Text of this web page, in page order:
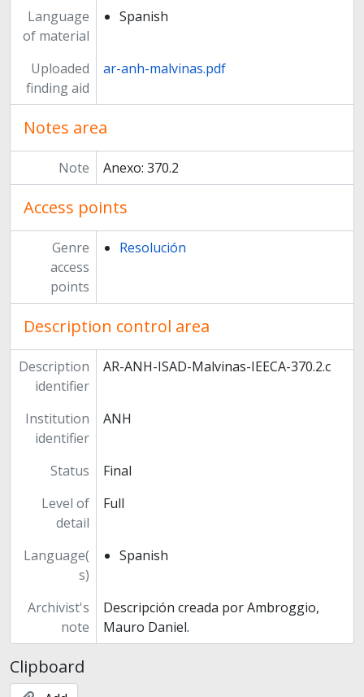
Language
of material
Spanish
Uploaded
finding aid
ar-anh-malvinas.pdf
Notes area
Note Anexo: 370.2
Access points
Genre
access
points
Resolución
Description control area
Description
identifier
AR-ANH-ISAD-Malvinas-IEECA-370.2.c
Institution
identifier
ANH
Status
Final
Level of
detail
Full
Language(
s)
Spanish
Archivist's
note
Descripción creada por Ambroggio,
Mauro Daniel.
Clipboard